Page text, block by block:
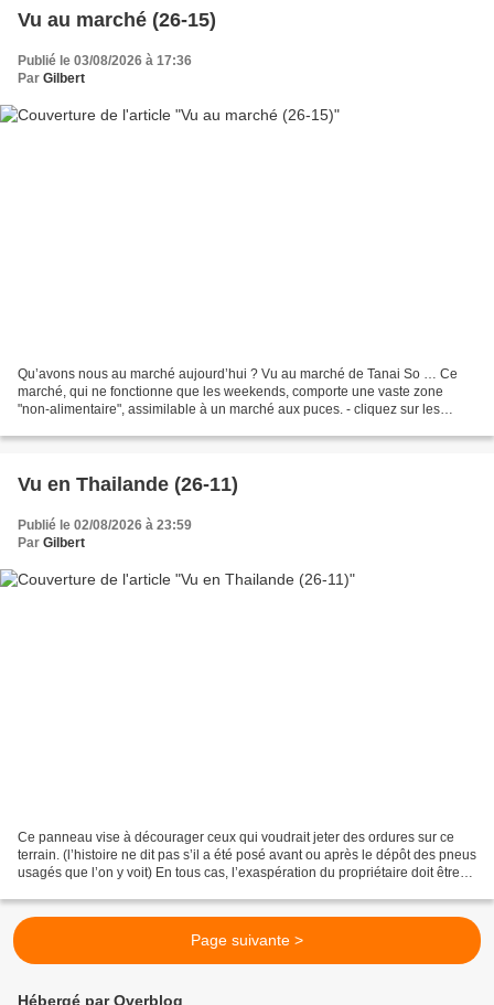
Vu au marché (26-15)
Publié le 03/08/2026 à 17:36
Par Gilbert
Qu’avons nous au marché aujourd’hui ? Vu au marché de Tanai So … Ce
marché, qui ne fonctionne que les weekends, comporte une vaste zone
"non-alimentaire", assimilable à un marché aux puces. - cliquez sur les
Vu en Thailande (26-11)
Publié le 02/08/2026 à 23:59
Par Gilbert
Ce panneau vise à décourager ceux qui voudrait jeter des ordures sur ce
terrain. (l’histoire ne dit pas s’il a été posé avant ou après le dépôt des pneus
usagés que l’on y voit) En tous cas, l’exaspération du propriétaire doit être
Page suivante >
Hébergé par Overblog